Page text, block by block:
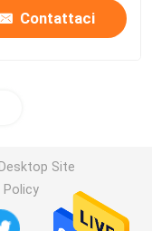
Contattaci
Desktop Site
Policy